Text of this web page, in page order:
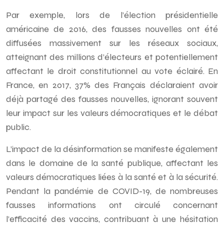
Par exemple, lors de l’élection présidentielle
américaine de 2016, des fausses nouvelles ont été
diffusées massivement sur les réseaux sociaux,
atteignant des millions d’électeurs et potentiellement
affectant le droit constitutionnel au vote éclairé. En
France, en 2017, 37% des Français déclaraient avoir
déjà partagé des fausses nouvelles, ignorant souvent
leur impact sur les valeurs démocratiques et le débat
public.
L’impact de la désinformation se manifeste également
dans le domaine de la santé publique, affectant les
valeurs démocratiques liées à la santé et à la sécurité.
Pendant la pandémie de COVID-19, de nombreuses
fausses informations ont circulé concernant
l’efficacité des vaccins, contribuant à une hésitation